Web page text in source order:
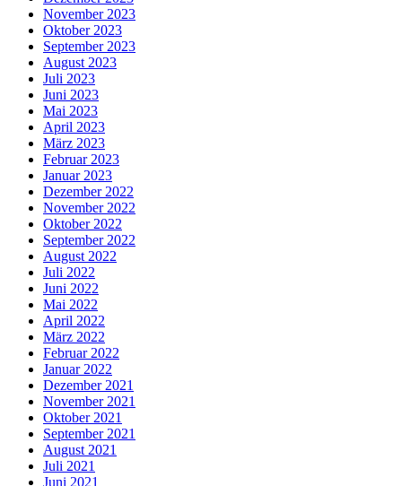
November 2023
Oktober 2023
September 2023
August 2023
Juli 2023
Juni 2023
Mai 2023
April 2023
März 2023
Februar 2023
Januar 2023
Dezember 2022
November 2022
Oktober 2022
September 2022
August 2022
Juli 2022
Juni 2022
Mai 2022
April 2022
März 2022
Februar 2022
Januar 2022
Dezember 2021
November 2021
Oktober 2021
September 2021
August 2021
Juli 2021
Juni 2021